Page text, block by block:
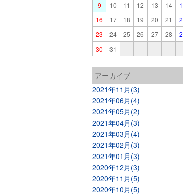
9
10 11 12 13 14
16
17 18 19 20 21
23
24 25 26 27 28
30
31
アーカイブ
2021年11月(3)
2021年06月(4)
2021年05月(2)
2021年04月(3)
2021年03月(4)
2021年02月(3)
2021年01月(3)
2020年12月(3)
2020年11月(5)
2020年10月(5)